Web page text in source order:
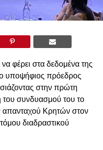
φέρει στα δεδομένα της
υποψήφιος πρόεδρος
στην πρώτη
συνδυασμού του το
απανταχού Κρητών στον
διαδραστικού